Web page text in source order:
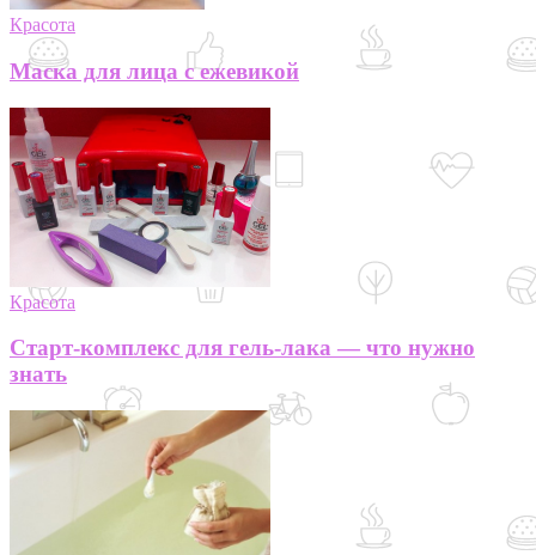
Красота
Маска для лица с ежевикой
Красота
Старт-комплекс для гель-лака — что нужно
знать